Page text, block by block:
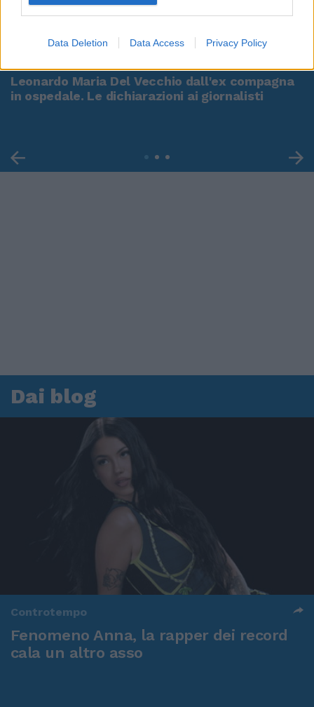
Data Deletion Data Access Privacy Policy
00:00 01:16
Leonardo Maria Del Vecchio dall'ex compagna
in ospedale. Le dichiarazioni ai giornalisti
Dai blog
Controtempo
Fenomeno Anna, la rapper dei record
cala un altro asso